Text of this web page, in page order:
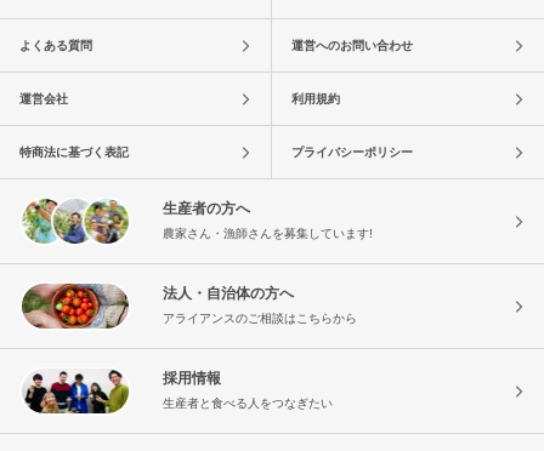
よくある質問 運営へのお問い合わせ
運営会社 利用規約
特商法に基づく表記 プライバシーポリシー
生産者の方へ
農家さん・漁師さんを募集しています!
法人・自治体の方へ
アライアンスのご相談はこちらから
採用情報
生産者と食べる人をつなぎたい